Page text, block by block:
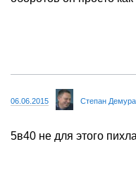
06.06.2015 Степан Демура
5в40 не для этого